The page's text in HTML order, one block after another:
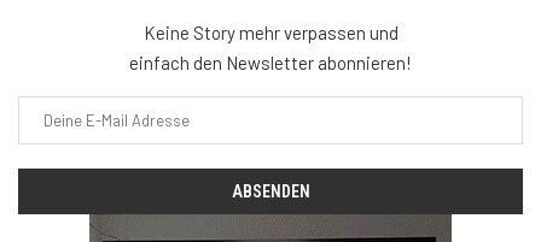
Keine Story mehr verpassen und
einfach den Newsletter abonnieren!